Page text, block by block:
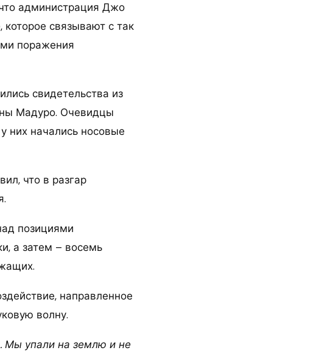
администрация Джо
которое связывают с так
поражения
свидетельства из
Мадуро. Очевидцы
них начались носовые
что в разгар
позициями
а затем – восемь
направленное
волну.
Мы упали на землю и не